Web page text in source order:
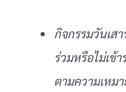
กิจกรรมวันเส
ร่วมหรือไม่เข้
ตามความเหม